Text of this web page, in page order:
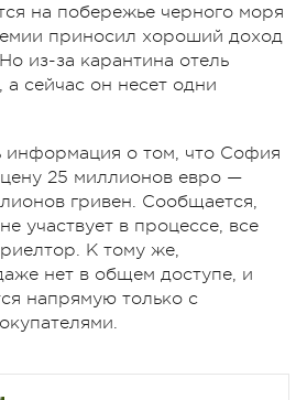
на побережье черного моря
приносил хороший доход
из-за карантина отель
сейчас он несет одни
о том, что София
25 миллионов евро —
гривен. Сообщается,
участвует в процессе, все
К тому же,
нет в общем доступе, и
напрямую только с